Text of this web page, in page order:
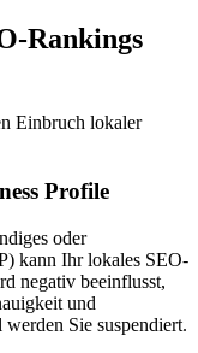
Rankings
Einbruch lokaler
Profile
oder
kann Ihr lokales SEO-
negativ beeinflusst,
und
Sie suspendiert.